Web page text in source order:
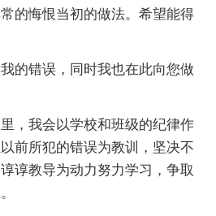
的悔恨当初的做法。希望能得
的错误，同时我也在此向您做
，我会以学校和班级的纪律作
前所犯的错误为教训，坚决不
谆教导为动力努力学习，争取